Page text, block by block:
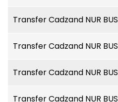
Transfer Cadzand NUR BUS
Transfer Cadzand NUR BUS
Transfer Cadzand NUR BUS
Transfer Cadzand NUR BUS